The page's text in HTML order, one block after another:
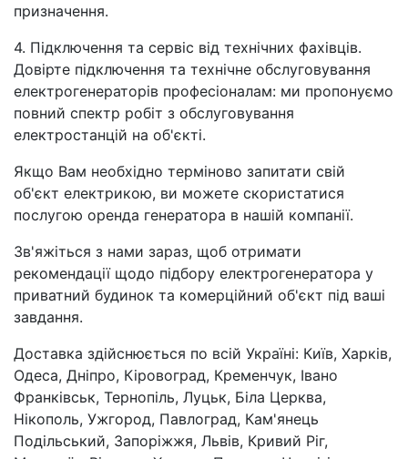
призначення.
4. Підключення та сервіс від технічних фахівців.
Довірте підключення та технічне обслуговування
електрогенераторів професіоналам: ми пропонуємо
повний спектр робіт з обслуговування
електростанцій на об'єкті.
Якщо Вам необхідно терміново запитати свій
об'єкт електрикою, ви можете скористатися
послугою оренда генератора в нашій компанії.
Зв'яжіться з нами зараз, щоб отримати
рекомендації щодо підбору електрогенератора у
приватний будинок та комерційний об'єкт під ваші
завдання.
Доставка здійснюється по всій Україні: Київ, Харків,
Одеса, Дніпро, Кіровоград, Кременчук, Івано
Франківськ, Тернопіль, Луцьк, Біла Церква,
Нікополь, Ужгород, Павлоград, Кам'янець
Подільський, Запоріжжя, Львів, Кривий Ріг,